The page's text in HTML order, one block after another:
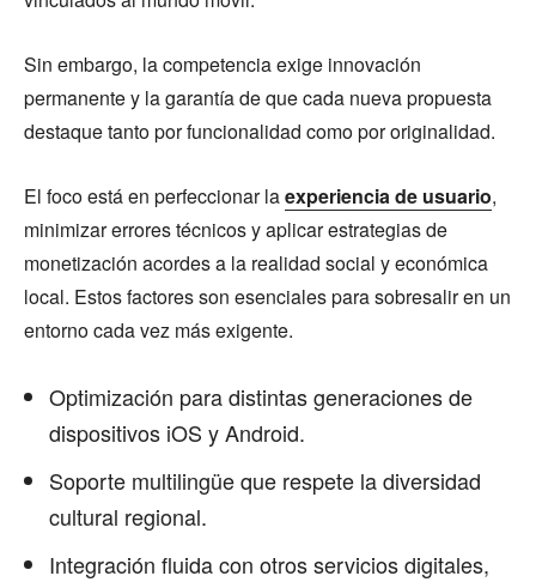
Sin embargo, la competencia exige innovación
permanente y la garantía de que cada nueva propuesta
destaque tanto por funcionalidad como por originalidad.
El foco está en perfeccionar laexperiencia de usuario,
minimizar errores técnicos y aplicar estrategias de
monetización acordes a la realidad social y económica
local. Estos factores son esenciales para sobresalir en un
entorno cada vez más exigente.
Optimización para distintas generaciones de
dispositivos iOS y Android.
Soporte multilingüe que respete la diversidad
cultural regional.
Integración fluida con otros servicios digitales,